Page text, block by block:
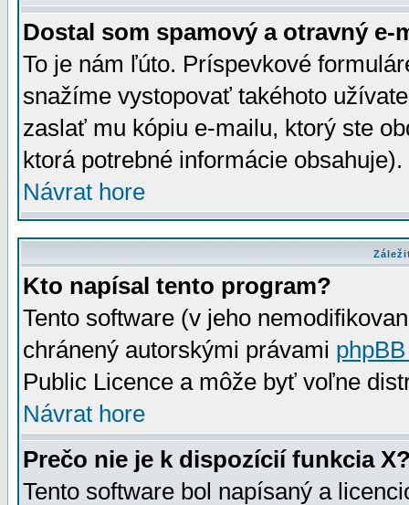
Dostal som spamový a otravný e-
To je nám ľúto. Príspevkové
snažíme vystopovať takéhoto
zaslať mu kópiu e-mailu, ktorý ste
ktorá potrebné informácie
Návrat hore
Kto napísal tento program?
Tento software (v jeho
chránený autorskými právami
Public Licence a môže byť voľne
Návrat hore
Prečo nie je k dispozícií funkcia
Tento software bol napísaný a